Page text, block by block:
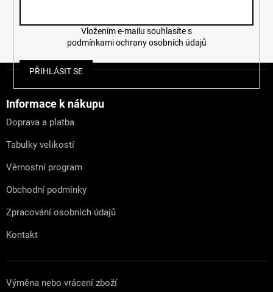
podmínkami ochrany osobních údajů
PŘIHLÁSIT SE
Informace k nákupu
Doprava a platba
Tabulky velikostí
Věrnostní program
Obchodní podmínky
Zpracování osobních údajů
Kontakt
Výměna nebo vrácení zboží